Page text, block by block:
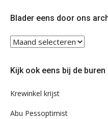
Blader eens door ons
Blader
ons
Kijk ook eens bij de buren
Krewinkel krijst
Abu Pessoptimist